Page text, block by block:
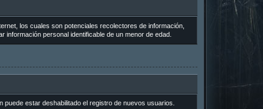
los cuales son potenciales recolectores de información,
personal identificable de un menor de edad.
estar deshabilitado el registro de nuevos usuarios.